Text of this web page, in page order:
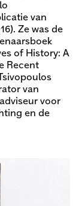
van
Ze was de
of History: A
Recent
van
voor
en de